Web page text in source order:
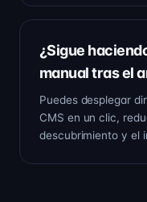
¿Sigue
manual tras el
Puedes desplegar
CMS en un clic,
descubrimiento y el